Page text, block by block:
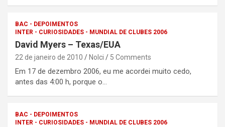
BAC - DEPOIMENTOS
INTER - CURIOSIDADES - MUNDIAL DE CLUBES 2006
David Myers – Texas/EUA
22 de janeiro de 2010 Nolci 5 Comments
Em 17 de dezembro 2006, eu me acordei muito cedo,
antes das 4:00 h, porque o…
BAC - DEPOIMENTOS
INTER - CURIOSIDADES - MUNDIAL DE CLUBES 2006